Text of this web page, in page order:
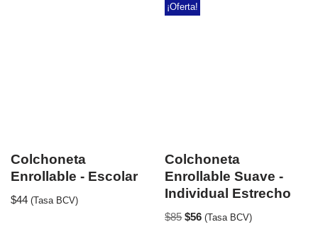
Colchoneta
Enrollable - Escolar
$44 (Tasa BCV)
¡Oferta!
Colchoneta
Enrollable Suave -
Individual Estrecho
$85 $56 (Tasa BCV)